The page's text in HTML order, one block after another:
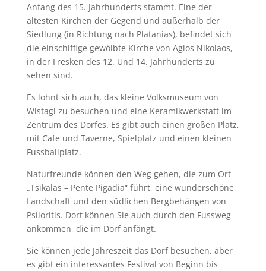
Anfang des 15. Jahrhunderts stammt. Eine der
ältesten Kirchen der Gegend und außerhalb der
Siedlung (in Richtung nach Platanias), befindet sich
die einschiffige gewölbte Kirche von Agios Nikolaos,
in der Fresken des 12. Und 14. Jahrhunderts zu
sehen sind.
Es lohnt sich auch, das kleine Volksmuseum von
Wistagi zu besuchen und eine Keramikwerkstatt im
Zentrum des Dorfes. Es gibt auch einen großen Platz,
mit Cafe und Taverne, Spielplatz und einen kleinen
Fussballplatz.
Naturfreunde können den Weg gehen, die zum Ort
„Tsikalas – Pente Pigadia“ führt, eine wunderschöne
Landschaft und den südlichen Bergbehängen von
Psiloritis. Dort können Sie auch durch den Fussweg
ankommen, die im Dorf anfängt.
Sie können jede Jahreszeit das Dorf besuchen, aber
es gibt ein interessantes Festival von Beginn bis